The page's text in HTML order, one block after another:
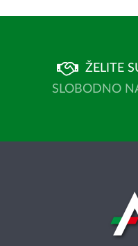
ŽELITE
SLOBODNO